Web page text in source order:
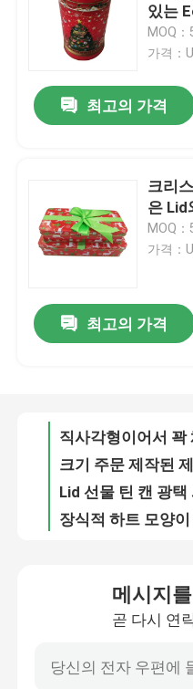
제품
우리 에 관한 것
품질 관리
비스킷 주석이 할 수 있
캔디 주석이 할 수 있습
있는
MOQ
가격：
최고의 가격
크리
은 Lid
MOQ
가격：
최고의 가격
메시지
곧 다시 연